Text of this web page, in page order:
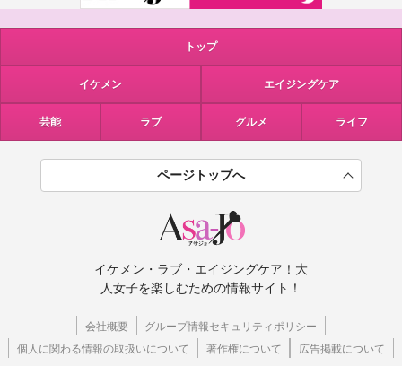
トップ
イケメン エイジングケア
芸能 ラブ グルメ ライフ
ページトップへ
イケメン・ラブ・エイジングケア！大
人女子を楽しむための情報サイト！
会社概要
グループ情報セキュリティポリシー
個人に関わる情報の取扱いについて
著作権について 広告掲載について